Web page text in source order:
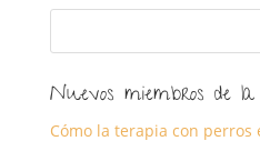
Nuevos miembros de
Cómo la terapia con